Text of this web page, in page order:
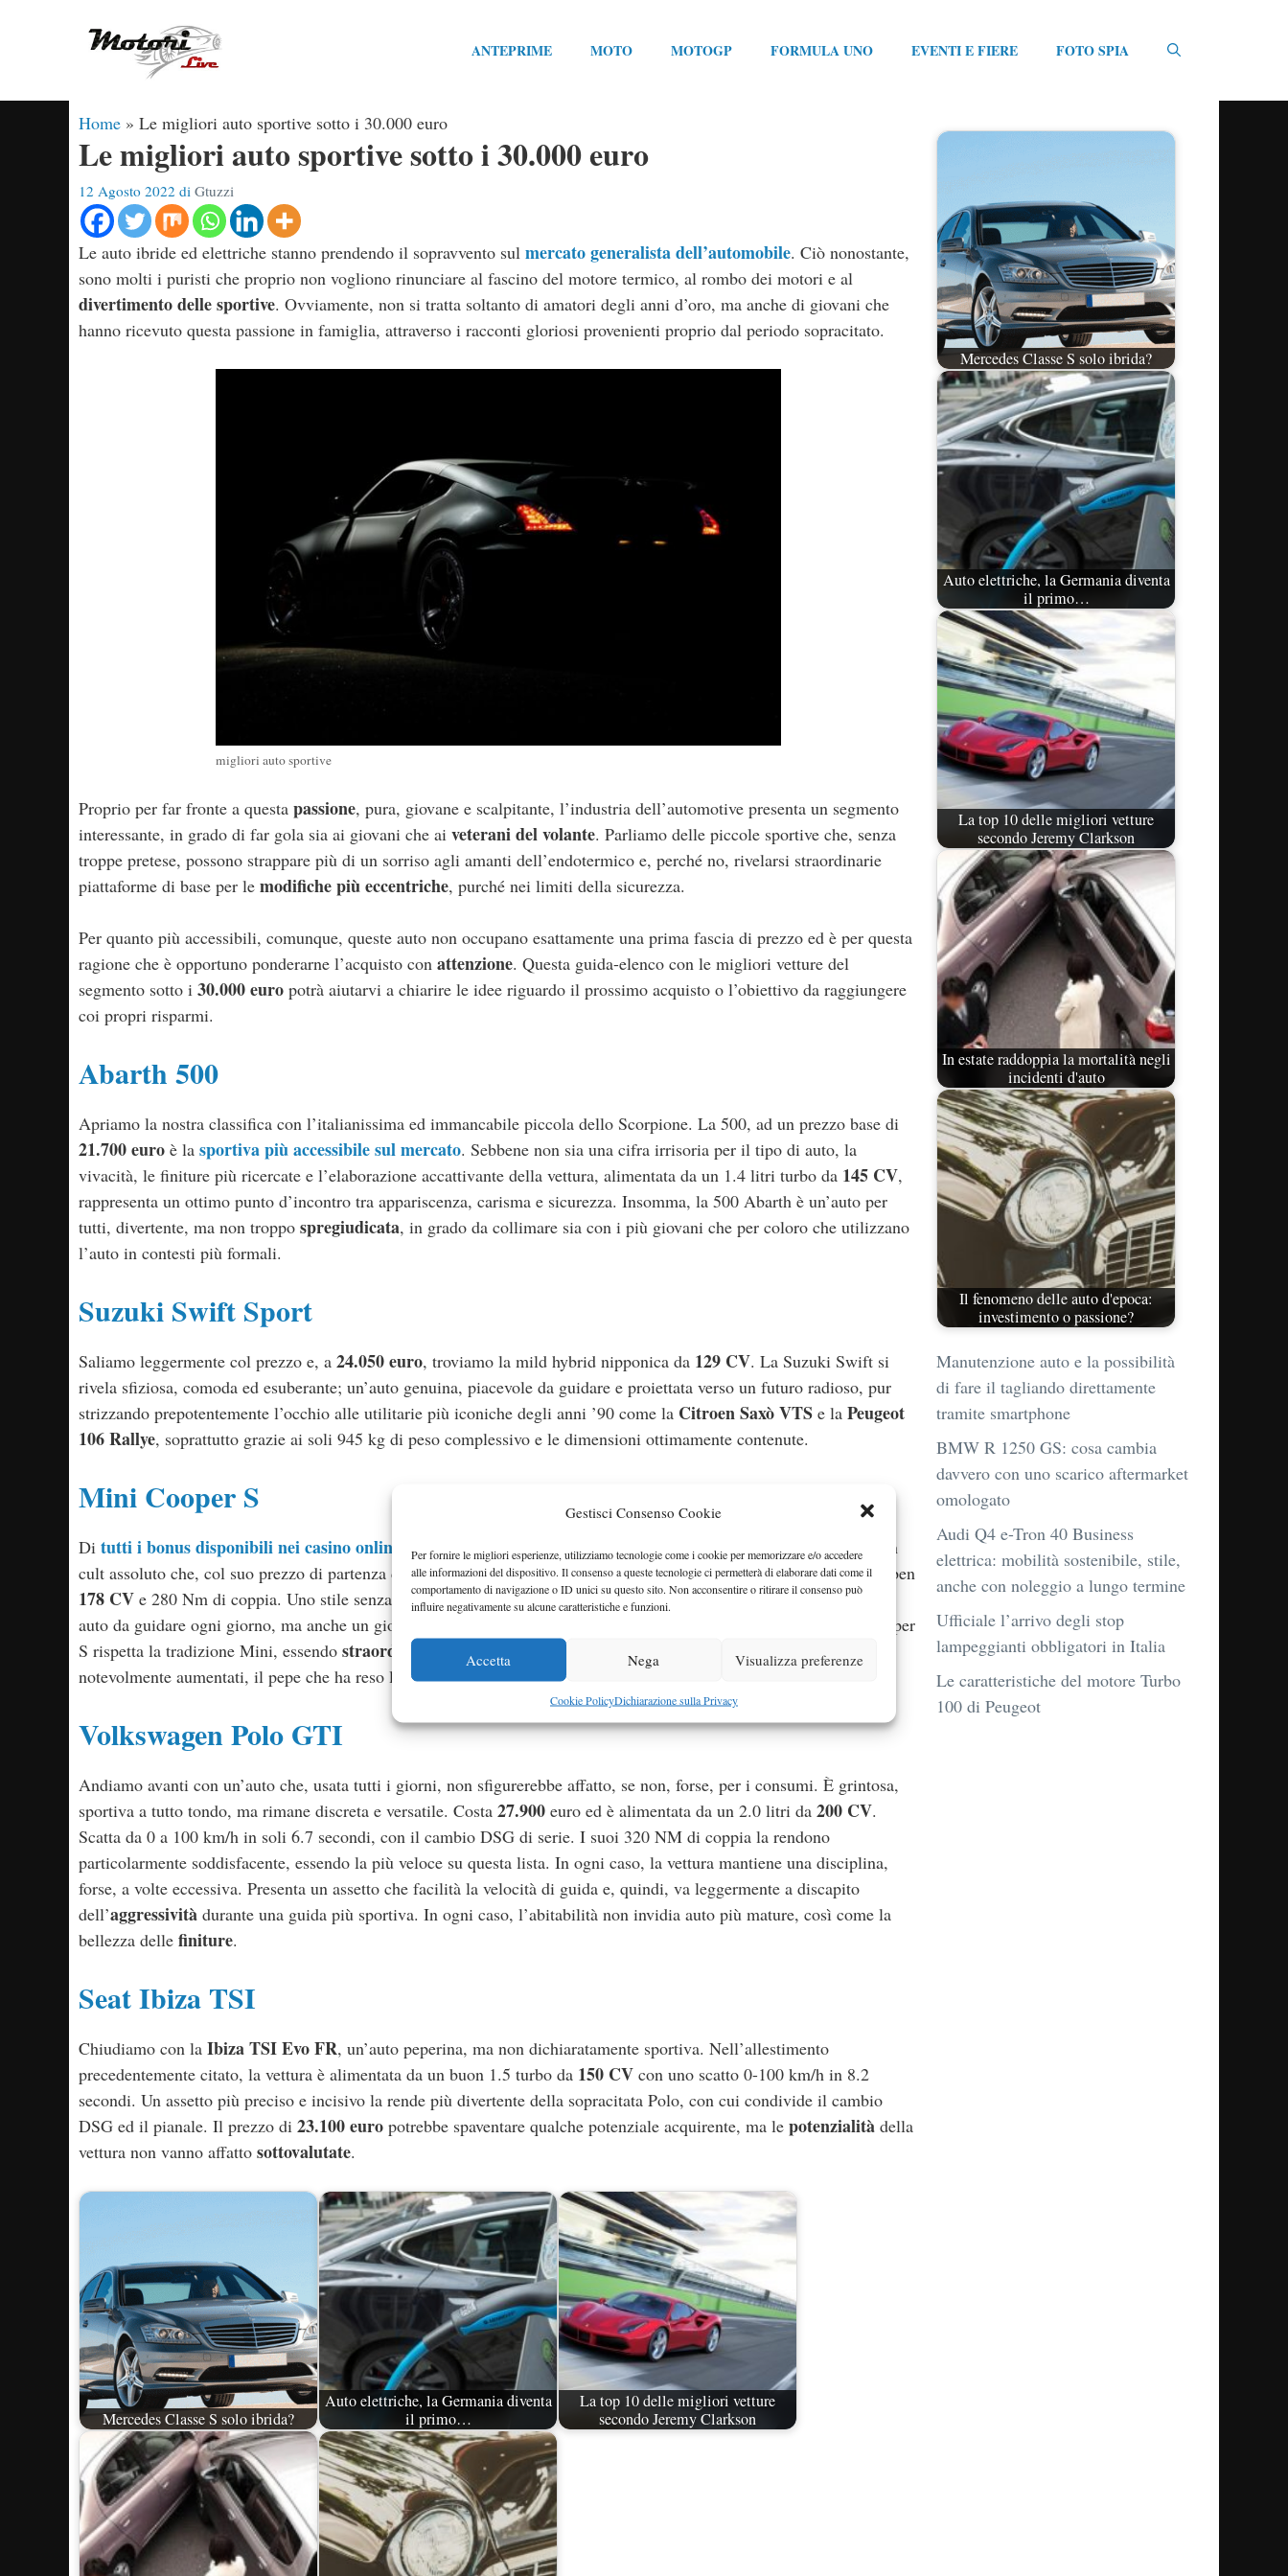
Gestisci Consenso Cookie
Per fornire le migliori esperienze, utilizziamo tecnologie come i cookie per memorizzare e/o accedere
alle informazioni del dispositivo. Il consenso a queste tecnologie ci permetterà di elaborare dati come il
comportamento di navigazione o ID unici su questo sito. Non acconsentire o ritirare il consenso può
influire negativamente su alcune caratteristiche e funzioni.
Accetta Nega Visualizza preferenze
Cookie PolicyDichiarazione sulla Privacy
ANTEPRIME MOTO MOTOGP FORMULA UNO EVENTI E FIERE FOTO SPIA
Home » Le migliori auto sportive sotto i 30.000 euro
Le migliori auto sportive sotto i 30.000 euro
12 Agosto 2022 di Gtuzzi
Le auto ibride ed elettriche stanno prendendo il sopravvento sul mercato generalista dell’automobile. Ciò nonostante,
sono molti i puristi che proprio non vogliono rinunciare al fascino del motore termico, al rombo dei motori e al
divertimento delle sportive. Ovviamente, non si tratta soltanto di amatori degli anni d’oro, ma anche di giovani che
hanno ricevuto questa passione in famiglia, attraverso i racconti gloriosi provenienti proprio dal periodo sopracitato.
migliori auto sportive
Proprio per far fronte a questa passione, pura, giovane e scalpitante, l’industria dell’automotive presenta un segmento
interessante, in grado di far gola sia ai giovani che ai veterani del volante. Parliamo delle piccole sportive che, senza
troppe pretese, possono strappare più di un sorriso agli amanti dell’endotermico e, perché no, rivelarsi straordinarie
piattaforme di base per le modifiche più eccentriche, purché nei limiti della sicurezza.
Per quanto più accessibili, comunque, queste auto non occupano esattamente una prima fascia di prezzo ed è per questa
ragione che è opportuno ponderarne l’acquisto con attenzione. Questa guida-elenco con le migliori vetture del
segmento sotto i 30.000 euro potrà aiutarvi a chiarire le idee riguardo il prossimo acquisto o l’obiettivo da raggiungere
coi propri risparmi.
Abarth 500
Apriamo la nostra classifica con l’italianissima ed immancabile piccola dello Scorpione. La 500, ad un prezzo base di
21.700 euro è la sportiva più accessibile sul mercato. Sebbene non sia una cifra irrisoria per il tipo di auto, la
vivacità, le finiture più ricercate e l’elaborazione accattivante della vettura, alimentata da un 1.4 litri turbo da 145 CV,
rappresenta un ottimo punto d’incontro tra appariscenza, carisma e sicurezza. Insomma, la 500 Abarth è un’auto per
tutti, divertente, ma non troppo spregiudicata, in grado da collimare sia con i più giovani che per coloro che utilizzano
l’auto in contesti più formali.
Suzuki Swift Sport
Saliamo leggermente col prezzo e, a 24.050 euro, troviamo la mild hybrid nipponica da 129 CV. La Suzuki Swift si
rivela sfiziosa, comoda ed esuberante; un’auto genuina, piacevole da guidare e proiettata verso un futuro radioso, pur
strizzando prepotentemente l’occhio alle utilitarie più iconiche degli anni ’90 come la Citroen Saxò VTS e la Peugeot
106 Rallye, soprattutto grazie ai soli 945 kg di peso complessivo e le dimensioni ottimamente contenute.
Mini Cooper S
Di tutti i bonus disponibili nei casino online
, la Mini Cooper S sarebbe, sicuramente, il più succoso e affidabile. Un
cult assoluto che, col suo prezzo di partenza di 28.150 euro, fa gola a molti. Il suo 4 cilindri turbo da 2.0 litri eroga ben
178 CV e 280 Nm di coppia. Uno stile senza tempo, la sicurezza BMW e il design iconico inglese la rende un’ottima
auto da guidare ogni giorno, ma anche un giocattolo divertente nel misto guidato e nei track day. Lo sterzo della Cooper
S rispetta la tradizione Mini, essendo straordinariamente diretto
. Sebbene la sicurezza ed il comfort siano
notevolmente aumentati, il pepe che ha reso la Cooper S un simbolo delle sportive compatte c’è sempre.
Volkswagen Polo GTI
Andiamo avanti con un’auto che, usata tutti i giorni, non sfigurerebbe affatto, se non, forse, per i consumi. È grintosa,
sportiva a tutto tondo, ma rimane discreta e versatile. Costa 27.900 euro ed è alimentata da un 2.0 litri da 200 CV.
Scatta da 0 a 100 km/h in soli 6.7 secondi, con il cambio DSG di serie. I suoi 320 NM di coppia la rendono
particolarmente soddisfacente, essendo la più veloce su questa lista. In ogni caso, la vettura mantiene una disciplina,
forse, a volte eccessiva. Presenta un assetto che facilità la velocità di guida e, quindi, va leggermente a discapito
dell’aggressività durante una guida più sportiva. In ogni caso, l’abitabilità non invidia auto più mature, così come la
bellezza delle finiture.
Seat Ibiza TSI
Chiudiamo con la Ibiza TSI Evo FR, un’auto peperina, ma non dichiaratamente sportiva. Nell’allestimento
precedentemente citato, la vettura è alimentata da un buon 1.5 turbo da 150 CV con uno scatto 0-100 km/h in 8.2
secondi. Un assetto più preciso e incisivo la rende più divertente della sopracitata Polo, con cui condivide il cambio
DSG ed il pianale. Il prezzo di 23.100 euro potrebbe spaventare qualche potenziale acquirente, ma le potenzialità della
vettura non vanno affatto sottovalutate.
Mercedes Classe S solo ibrida?
Auto elettriche, la Germania diventa
il primo…
La top 10 delle migliori vetture
secondo Jeremy Clarkson
Mercedes Classe S solo ibrida?
Auto elettriche, la Germania diventa
il primo…
La top 10 delle migliori vetture
secondo Jeremy Clarkson
In estate raddoppia la mortalità negli
incidenti d'auto
Il fenomeno delle auto d'epoca:
investimento o passione?
Manutenzione auto e la possibilità
di fare il tagliando direttamente
tramite smartphone
BMW R 1250 GS: cosa cambia
davvero con uno scarico aftermarket
omologato
Audi Q4 e-Tron 40 Business
elettrica: mobilità sostenibile, stile,
anche con noleggio a lungo termine
Ufficiale l’arrivo degli stop
lampeggianti obbligatori in Italia
Le caratteristiche del motore Turbo
100 di Peugeot